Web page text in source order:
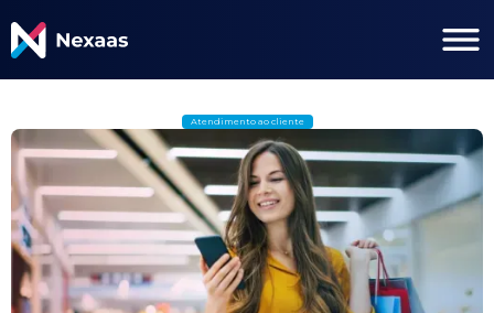
Atendimento ao cliente